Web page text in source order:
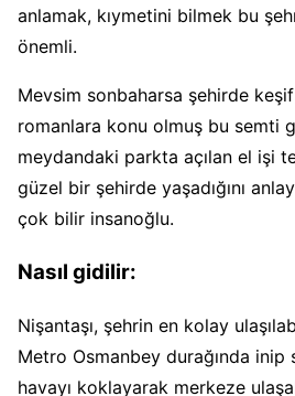
anlamak, kıymetini bilmek bu
önemli.
Mevsim sonbaharsa şehirde keşif
romanlara konu olmuş bu semti
meydandaki parkta açılan el işi
güzel bir şehirde yaşadığını
çok bilir insanoğlu.
Nasıl gidilir:
Nişantaşı, şehrin en kolay
Metro Osmanbey durağında inip
havayı koklayarak merkeze